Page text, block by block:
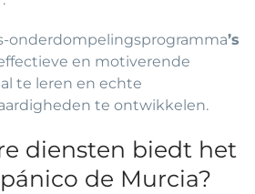
onderdompelingsprogramma’s
en motiverende
te leren en echte
te ontwikkelen.
diensten biedt het
de Murcia?